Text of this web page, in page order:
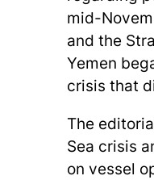
mid-
and the
Yemen
crisis that
The
Sea crisis
on vessel